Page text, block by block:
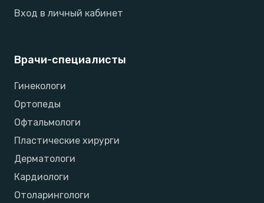
Вход в личный кабинет
Врачи-специалисты
Гинекологи
Ортопеды
Офтальмологи
Пластические хирурги
Дерматологи
Кардиологи
Отоларингологи